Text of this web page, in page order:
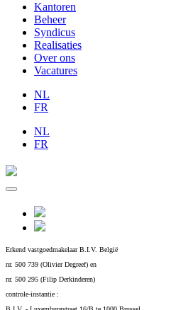
Kantoren
Beheer
Syndicus
Realisaties
Over ons
Vacatures
NL
FR
NL
FR
Erkend vastgoedmakelaar B.I.V. België
nr. 500 739 (Olivier Degreef) en
nr. 500 295 (Filip Derkinderen)
controle-instantie :